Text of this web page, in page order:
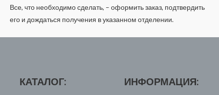
Все, что необходимо сделать, – оформить заказ, подтвердить
его и дождаться получения в указанном отделении.
КАТАЛОГ: ИНФОРМАЦИЯ: